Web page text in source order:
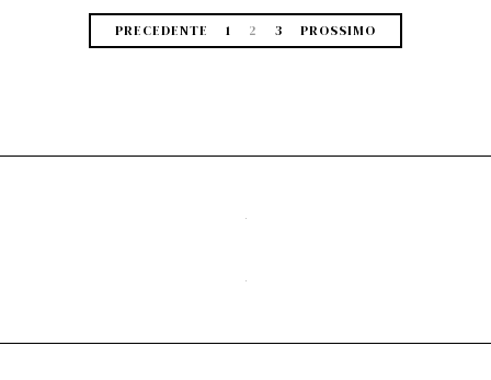
PRECEDENTE 1 2 3 PROSSIMO